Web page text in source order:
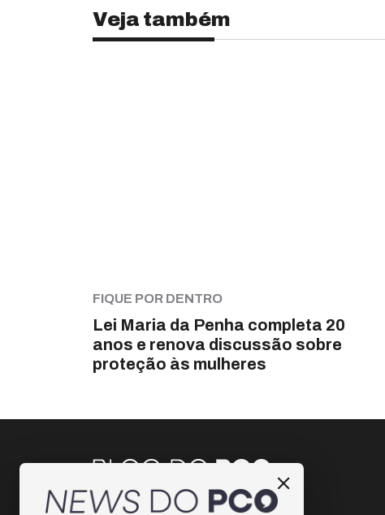
Veja também
FIQUE POR DENTRO
Lei Maria da Penha completa 20
anos e renova discussão sobre
proteção às mulheres
Instagram